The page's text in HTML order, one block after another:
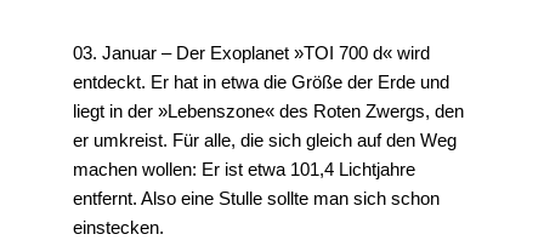
03. Januar – Der Exoplanet »TOI 700 d« wird
entdeckt. Er hat in etwa die Größe der Erde und
liegt in der »Lebenszone« des Roten Zwergs, den
er umkreist. Für alle, die sich gleich auf den Weg
machen wollen: Er ist etwa 101,4 Lichtjahre
entfernt. Also eine Stulle sollte man sich schon
einstecken.